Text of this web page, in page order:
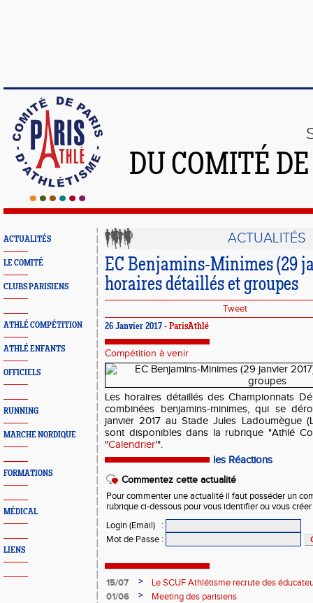
DU COMITÉ
ACTUALITÉS
LE COMITÉ
CLUBS PARISIENS
ATHLÉ COMPÉTITION
ATHLÉ ENFANTS
OFFICIELS
RUNNING
MARCHE NORDIQUE
FORMATIONS
MÉDICAL
LIENS
ACTUALITÉS
EC Benjamins-Minimes (29
horaires détaillés et groupes
Tweet
26 Janvier 2017 - ParisAthlé
Compétition à venir
Les horaires détaillés des Championnats
combinées benjamins-minimes, qui se
janvier 2017 au Stade Jules Ladoumègue
sont disponibles dans la rubrique "Athlé
"Calendrier'".
les Réactions
Commentez cette actualité
Pour commenter une actualité il faut posséder un
rubrique ci-dessous pour vous identifier ou vous
Login (Email)
:
Mot de Passe :
15/07 >
Le SCUF Athlétisme recrute des
2026-2027 !
01/06 >
Meeting des parisiens